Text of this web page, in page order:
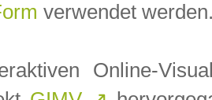
verwendet
Online-